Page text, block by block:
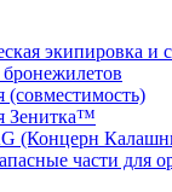
экипировка и
Зенитка™
(Концерн
части для